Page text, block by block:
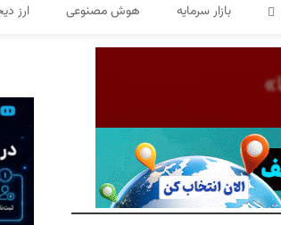
بازار سرمایه هوش مصنوعی ارز